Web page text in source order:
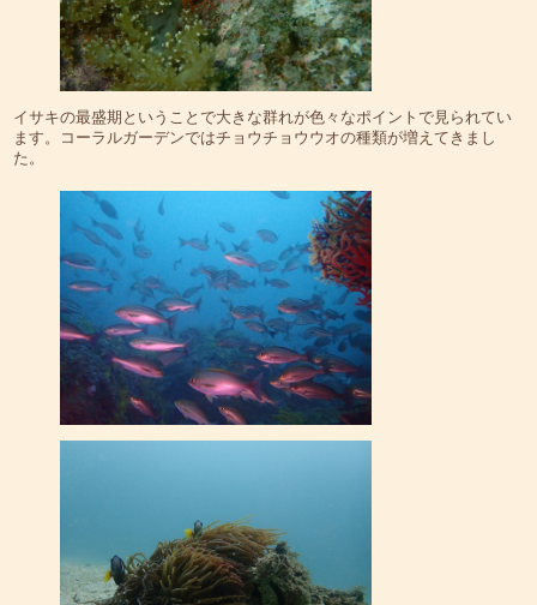
イサキの最盛期ということで大きな群れが色々なポイントで見られてい
ます。コーラルガーデンではチョウチョウウオの種類が増えてきまし
た。